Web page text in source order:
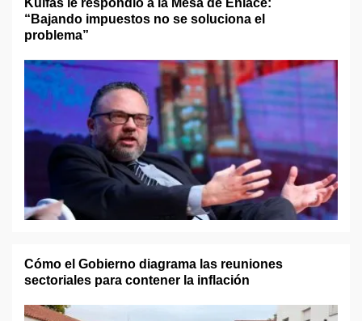
Kulfas le respondió a la Mesa de Enlace:
“Bajando impuestos no se soluciona el
problema”
Cómo el Gobierno diagrama las reuniones
sectoriales para contener la inflación